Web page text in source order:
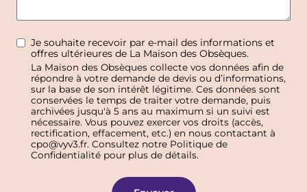
Je souhaite recevoir par e-mail des informations et
offres ultérieures de La Maison des Obsèques.
La Maison des Obsèques collecte vos données afin de
répondre à votre demande de devis ou d’informations,
sur la base de son intérêt légitime. Ces données sont
conservées le temps de traiter votre demande, puis
archivées jusqu'à 5 ans au maximum si un suivi est
nécessaire. Vous pouvez exercer vos droits (accès,
rectification, effacement, etc.) en nous contactant à
cpo@vyv3.fr. Consultez notre Politique de
Confidentialité pour plus de détails.